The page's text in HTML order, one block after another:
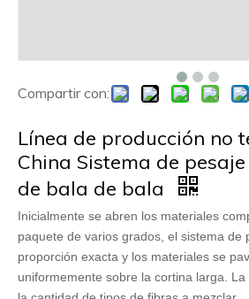
Compartir con:
Línea de producción no
China Sistema de
de bala de bala
Inicialmente se abren los materiales
paquete de varios grados, el sistema de
proporción exacta y los materiales se
uniformemente sobre la cortina larga.